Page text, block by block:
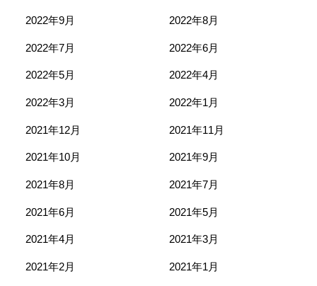
2022年9月 2022年8月
2022年7月 2022年6月
2022年5月 2022年4月
2022年3月 2022年1月
2021年12月 2021年11月
2021年10月 2021年9月
2021年8月 2021年7月
2021年6月 2021年5月
2021年4月 2021年3月
2021年2月 2021年1月